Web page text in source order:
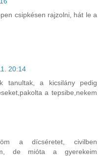
csipkésen rajzolni, hát le a
20:14
tanultak, a kicsilány pedig
a tepsibe,nekem
a dícséretet, civilben
de mióta a gyerekeim